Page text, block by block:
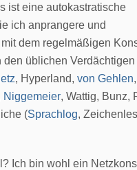
ist eine autokastratische
ich anprangere und
dem regelmäßigen
den üblichen Verdächtigen
, Hyperland,von Gehlen,
Niggemeier, Wattig, Bunz,
(Sprachlog,
Ich bin wohl ein